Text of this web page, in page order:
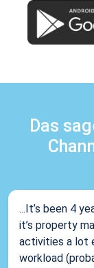
Das
...It’s been 4
it’s property
activities a lot
workload